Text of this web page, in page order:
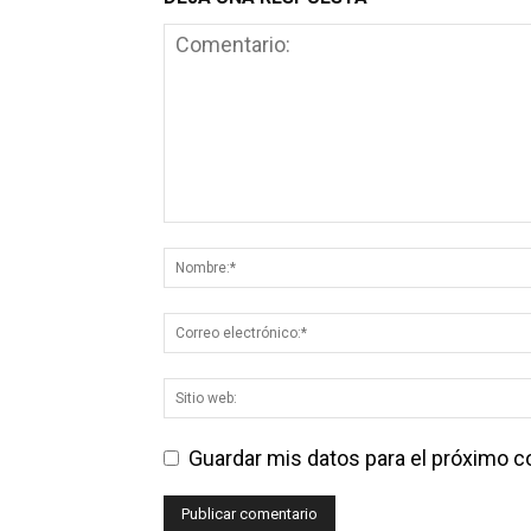
Guardar mis datos para el próximo